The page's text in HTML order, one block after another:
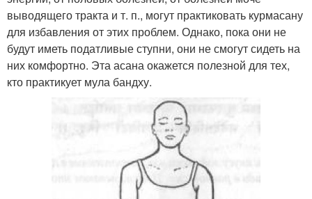
выводящего тракта и т. п., могут практиковать курмасану
для избавления от этих проблем. Однако, пока они не
будут иметь податливые ступни, они не смогут сидеть на
них комфортно. Эта асана окажется полезной для тех,
кто практикует мула бандху.